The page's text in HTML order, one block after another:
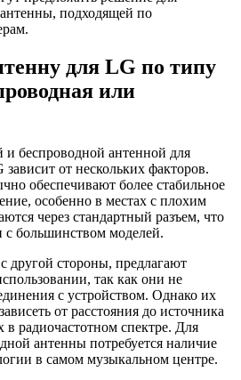
подходящей по
для LG по типу
или
беспроводной антенной для
от нескольких факторов.
обеспечивают более стабильное
особенно в местах с плохим
через стандартный разъем, что
с большинством моделей.
другой стороны, предлагают
так как они не
с устройством. Однако их
от расстояния до источника
в радиочастотном спектре. Для
антенны потребуется наличие
в самом музыкальном центре.